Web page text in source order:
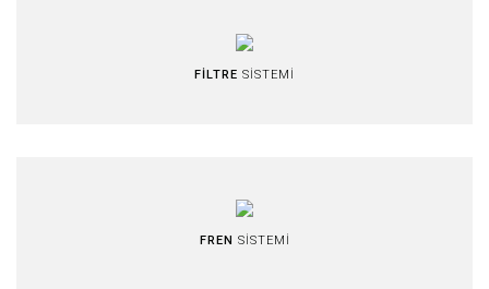
FİLTRE SİSTEMİ
FREN SİSTEMİ